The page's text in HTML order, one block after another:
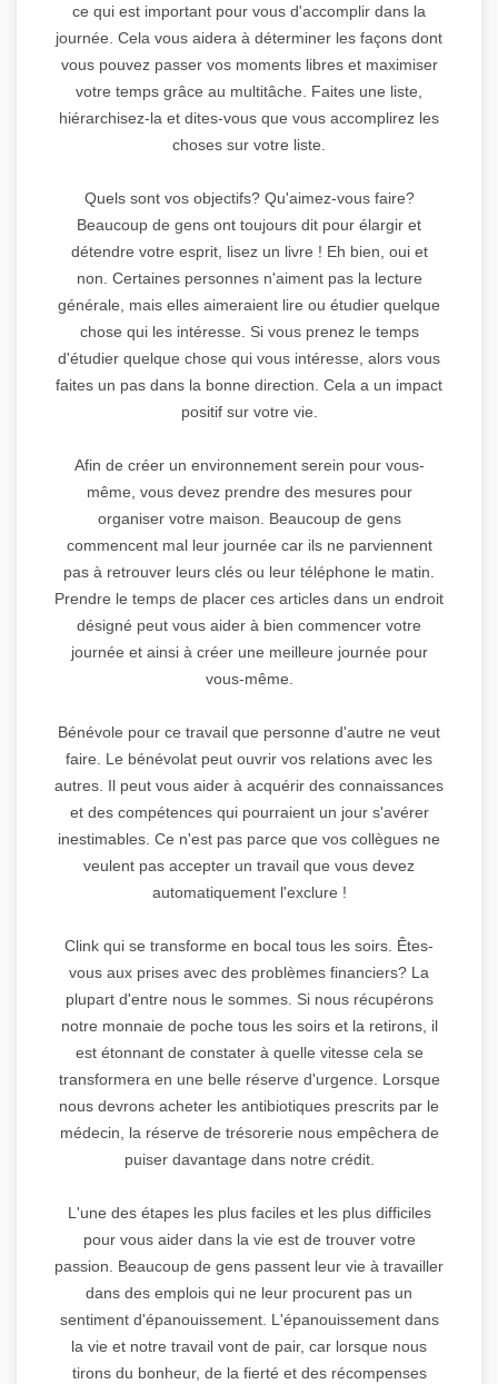
ce qui est important pour vous d'accomplir dans la
journée. Cela vous aidera à déterminer les façons dont
vous pouvez passer vos moments libres et maximiser
votre temps grâce au multitâche. Faites une liste,
hiérarchisez-la et dites-vous que vous accomplirez les
choses sur votre liste.
Quels sont vos objectifs? Qu'aimez-vous faire?
Beaucoup de gens ont toujours dit pour élargir et
détendre votre esprit, lisez un livre ! Eh bien, oui et
non. Certaines personnes n'aiment pas la lecture
générale, mais elles aimeraient lire ou étudier quelque
chose qui les intéresse. Si vous prenez le temps
d'étudier quelque chose qui vous intéresse, alors vous
faites un pas dans la bonne direction. Cela a un impact
positif sur votre vie.
Afin de créer un environnement serein pour vous-
même, vous devez prendre des mesures pour
organiser votre maison. Beaucoup de gens
commencent mal leur journée car ils ne parviennent
pas à retrouver leurs clés ou leur téléphone le matin.
Prendre le temps de placer ces articles dans un endroit
désigné peut vous aider à bien commencer votre
journée et ainsi à créer une meilleure journée pour
vous-même.
Bénévole pour ce travail que personne d'autre ne veut
faire. Le bénévolat peut ouvrir vos relations avec les
autres. Il peut vous aider à acquérir des connaissances
et des compétences qui pourraient un jour s'avérer
inestimables. Ce n'est pas parce que vos collègues ne
veulent pas accepter un travail que vous devez
automatiquement l'exclure !
Clink qui se transforme en bocal tous les soirs. Êtes-
vous aux prises avec des problèmes financiers? La
plupart d'entre nous le sommes. Si nous récupérons
notre monnaie de poche tous les soirs et la retirons, il
est étonnant de constater à quelle vitesse cela se
transformera en une belle réserve d'urgence. Lorsque
nous devrons acheter les antibiotiques prescrits par le
médecin, la réserve de trésorerie nous empêchera de
puiser davantage dans notre crédit.
L'une des étapes les plus faciles et les plus difficiles
pour vous aider dans la vie est de trouver votre
passion. Beaucoup de gens passent leur vie à travailler
dans des emplois qui ne leur procurent pas un
sentiment d'épanouissement. L'épanouissement dans
la vie et notre travail vont de pair, car lorsque nous
tirons du bonheur, de la fierté et des récompenses